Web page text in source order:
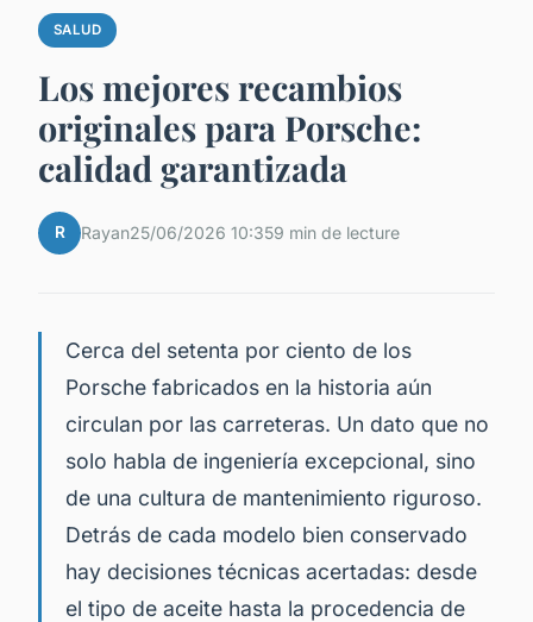
SALUD
Los mejores recambios
originales para Porsche:
calidad garantizada
R Rayan25/06/2026 10:359 min de lecture
Cerca del setenta por ciento de los
Porsche fabricados en la historia aún
circulan por las carreteras. Un dato que no
solo habla de ingeniería excepcional, sino
de una cultura de mantenimiento riguroso.
Detrás de cada modelo bien conservado
hay decisiones técnicas acertadas: desde
el tipo de aceite hasta la procedencia de